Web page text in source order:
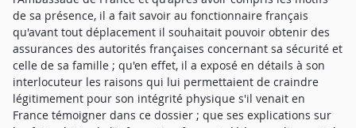
de sa présence, il a fait savoir au fonctionnaire français
qu'avant tout déplacement il souhaitait pouvoir obtenir des
assurances des autorités françaises concernant sa sécurité et
celle de sa famille ; qu'en effet, il a exposé en détails à son
interlocuteur les raisons qui lui permettaient de craindre
légitimement pour son intégrité physique s'il venait en
France témoigner dans ce dossier ; que ses explications sur